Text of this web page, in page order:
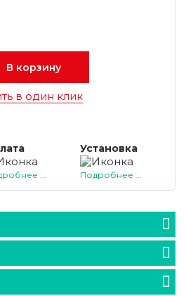
В корзину
в один клик
...
Установка
Подробнее ...